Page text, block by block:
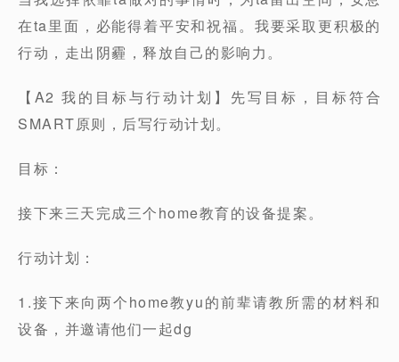
在ta里面，必能得着平安和祝福。我要采取更积极的
行动，走出阴霾，释放自己的影响力。
【A2 我的目标与行动计划】先写目标，目标符合
SMART原则，后写行动计划。
目标：
接下来三天完成三个home教育的设备提案。
行动计划：
1.接下来向两个home教yu的前辈请教所需的材料和
设备，并邀请他们一起dg